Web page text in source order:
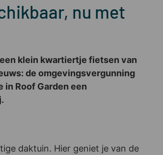
nu met
een klein kwartiertje fietsen van
de omgevingsvergunning
Roof Garden een
daktuin. Hier geniet je van de